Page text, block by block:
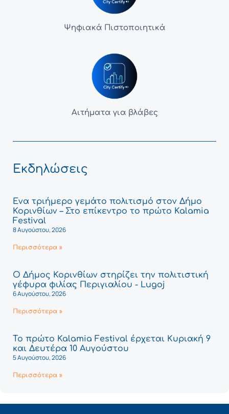
Ψηφιακά Πιστοποιητικά
Αιτήματα για βλάβες
Εκδηλώσεις
Ένα τριήμερο γεμάτο πολιτισμό στον Δήμο
Κορινθίων – Στο επίκεντρο το πρώτο Kalamia
Festival
8 Αυγούστου, 2026
Περισσότερα »
Ο Δήμος Κορινθίων στηρίζει την πολιτιστική
γέφυρα φιλίας Περιγιαλίου - Lugoj
6 Αυγούστου, 2026
Περισσότερα »
Το πρώτο Kalamia Festival έρχεται Κυριακή 9
και Δευτέρα 10 Αυγούστου
5 Αυγούστου, 2026
Περισσότερα »